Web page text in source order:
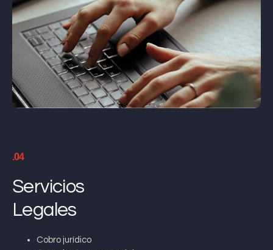
.04
Servicios
Legales
Cobro jurídico